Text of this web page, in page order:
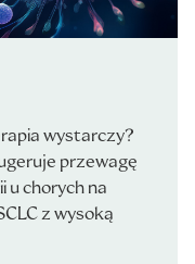
wystarczy?
przewagę
chorych na
z wysoką